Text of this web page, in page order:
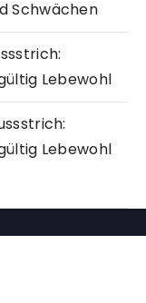
Schwächen
Lebewohl
Lebewohl